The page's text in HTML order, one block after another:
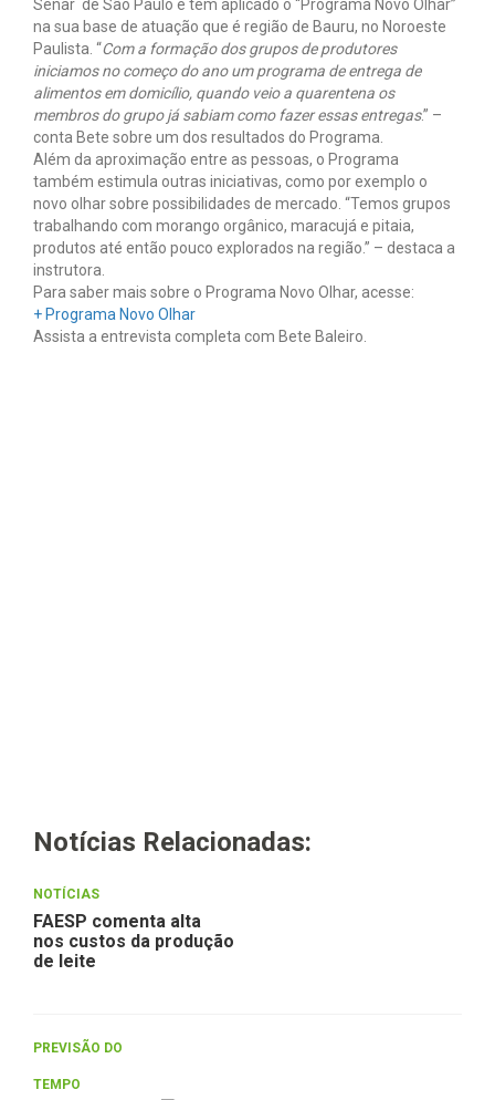
Senar de São Paulo e tem aplicado o “Programa Novo Olhar”
na sua base de atuação que é região de Bauru, no Noroeste
Paulista. “Com a formação dos grupos de produtores
iniciamos no começo do ano um programa de entrega de
alimentos em domicílio, quando veio a quarentena os
membros do grupo já sabiam como fazer essas entregas.” –
conta Bete sobre um dos resultados do Programa.
Além da aproximação entre as pessoas, o Programa
também estimula outras iniciativas, como por exemplo o
novo olhar sobre possibilidades de mercado. “Temos grupos
trabalhando com morango orgânico, maracujá e pitaia,
produtos até então pouco explorados na região.” – destaca a
instrutora.
Para saber mais sobre o Programa Novo Olhar, acesse:
+ Programa Novo Olhar
Assista a entrevista completa com Bete Baleiro.
Notícias Relacionadas:
NOTÍCIAS
FAESP comenta alta
nos custos da produção
de leite
PREVISÃO DO
TEMPO